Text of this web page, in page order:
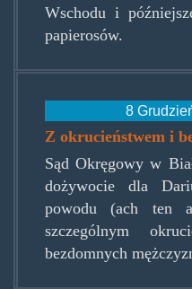
Wschodu i
papierosów.
8
Z okrucieństwem i
Sąd Okręgowy w
dożywocie dla
powodu (ach ten
szczególnym
bezdomnych